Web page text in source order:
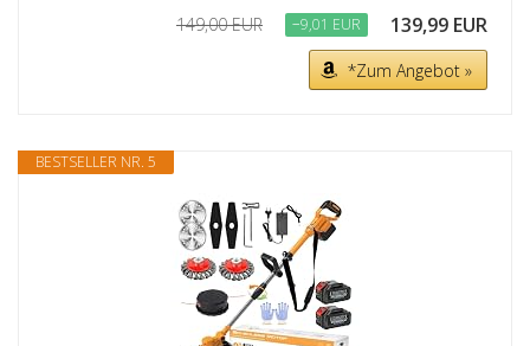
149,00 EUR −9,01 EUR 139,99 EUR
*Zum Angebot »
BESTSELLER NR. 5